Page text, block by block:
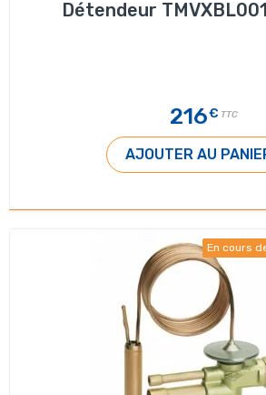
Détendeur
216€ TTC
AJOUTER AU
En cours